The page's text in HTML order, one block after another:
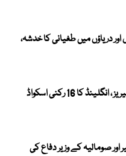
اور دریاؤں میں طغیانی کا خدشہ،
پاکستان کیخلاف ٹیسٹ سیریز ، انگلینڈ کا 16 رکنی اسکواڈ
صومالیہ کے وزیر دفاع کی